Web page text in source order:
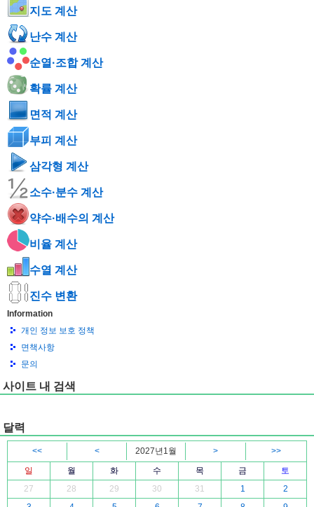
지도 계산
난수 계산
순열·조합 계산
확률 계산
면적 계산
부피 계산
삼각형 계산
소수·분수 계산
약수·배수의 계산
비율 계산
수열 계산
진수 변환
Information
개인 정보 보호 정책
면책사항
문의
사이트 내 검색
달력
<< < 2027년1월 >
>>
일
월 화 수 목 금
토
27
28 29 30 31 1
2